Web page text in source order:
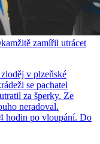
zamířil utrácet
v plzeňské
se pachatel
za šperky. Ze
neradoval.
hodin po vloupání. Do